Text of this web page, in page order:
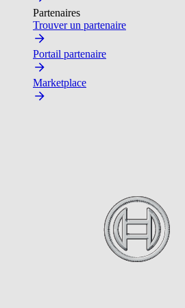
Partenaires
Trouver un partenaire
Portail partenaire
Marketplace